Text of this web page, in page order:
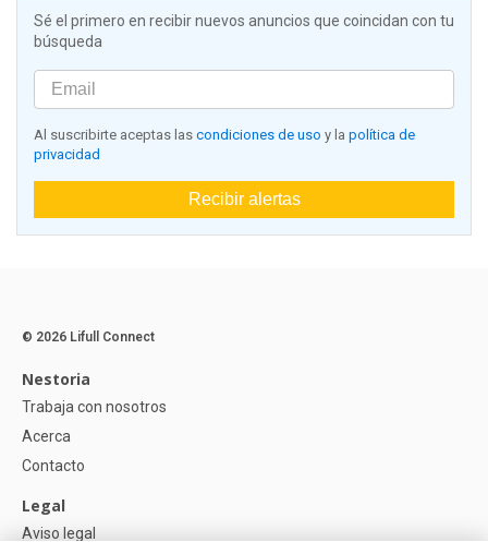
Sé el primero en recibir nuevos anuncios que coincidan con tu
búsqueda
Al suscribirte aceptas las condiciones de uso y la política de
privacidad
Recibir alertas
© 2026 Lifull Connect
Nestoria
Trabaja con nosotros
Acerca
Contacto
Legal
Aviso legal